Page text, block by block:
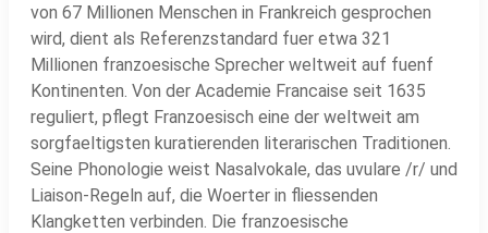
von 67 Millionen Menschen in Frankreich gesprochen
wird, dient als Referenzstandard fuer etwa 321
Millionen franzoesische Sprecher weltweit auf fuenf
Kontinenten. Von der Academie Francaise seit 1635
reguliert, pflegt Franzoesisch eine der weltweit am
sorgfaeltigsten kuratierenden literarischen Traditionen.
Seine Phonologie weist Nasalvokale, das uvulare /r/ und
Liaison-Regeln auf, die Woerter in fliessenden
Klangketten verbinden. Die franzoesische